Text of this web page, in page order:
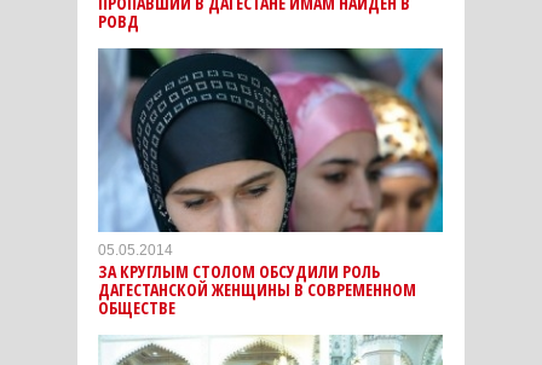
РОВД
05.05.2014
ЗА КРУГЛЫМ СТОЛОМ ОБСУДИЛИ РОЛЬ
ДАГЕСТАНСКОЙ ЖЕНЩИНЫ В СОВРЕМЕННОМ
ОБЩЕСТВЕ